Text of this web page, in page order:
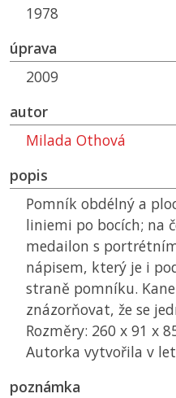
1978
úprava
2009
autor
Milada Othová
popis
Pomník obdélný a
liniemi po bocích; na
medailon s
nápisem, který je i
straně pomníku.
znázorňovat, že se
Rozměry: 260 x 91 x
Autorka vytvořila v
poznámka